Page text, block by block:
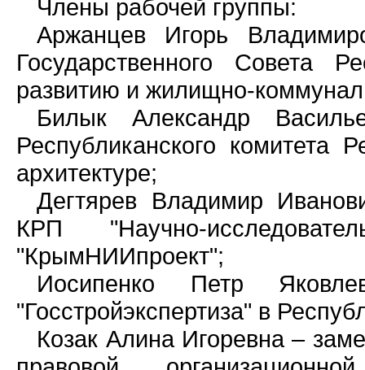
Члены рабочей группы:
Аржанцев Игорь
Государственного Совета
развитию и жилищно-
Билык Александр
Республиканского комитета
архитектуре;
Дегтярев Владимир
КРП "Научно-
"КрымНИИпроект";
Иосипенко Петр
"Госстройэкспертиза" в
Козак Алина Игоревна –